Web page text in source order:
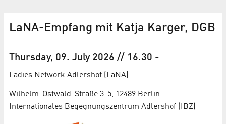
LaNA-Empfang mit Katja Karger, DGB
Thursday, 09. July 2026 // 16.30 -
Ladies Network Adlershof (LaNA)
Wilhelm-Ostwald-Straße 3-5, 12489 Berlin
Internationales Begegnungszentrum Adlershof (IBZ)